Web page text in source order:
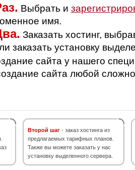
Выбрать и
имя.
Заказать хостинг,
заказать установку
сайта у нашего
сайта любой
Второй шаг - заказ хостинга из
предлагаемых тарифных планов.
Также вы можете заказать у нас
установку выделенного сервера.